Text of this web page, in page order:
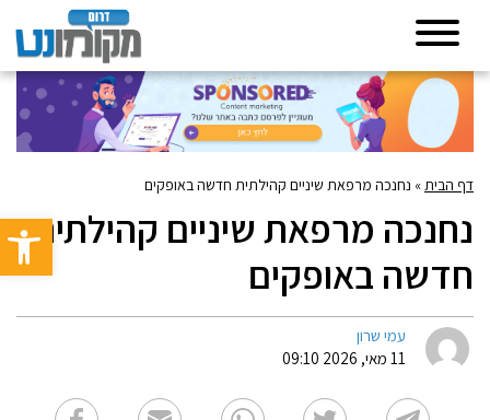
פתח
דף הבית» נחנכה מרפאת שיניים קהילתית חדשה באופקים
נחנכה מרפאת שיניים קהילתית
חדשה באופקים
עמי שרון
11 מאי, 2026 09:10